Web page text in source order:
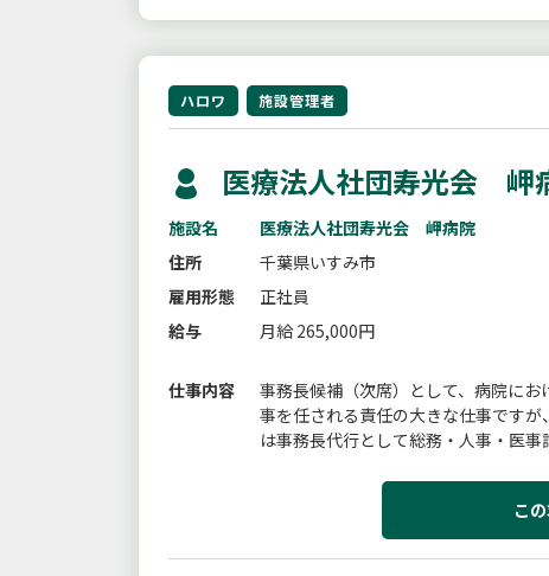
ハロワ 施設管理者
医療法人社団寿光会 岬
施設名
医療法人社団寿光会 岬病院
住所
千葉県いすみ市
雇用形態
正社員
給与
月給 265,000円
仕事内容
事務長候補（次席）として、病院に
事を任される責任の大きな仕事です
は事務長代行として総務・人事・医
こ